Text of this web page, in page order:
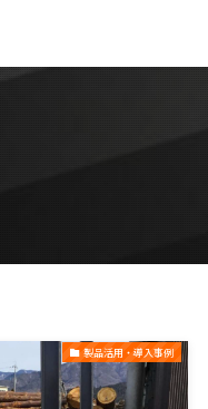
製品活用・導入事例